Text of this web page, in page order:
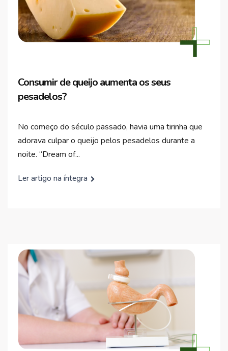
Consumir de queijo aumenta os seus
pesadelos?
No começo do século passado, havia uma tirinha que
adorava culpar o queijo pelos pesadelos durante a
noite. “Dream of...
Ler artigo na íntegra